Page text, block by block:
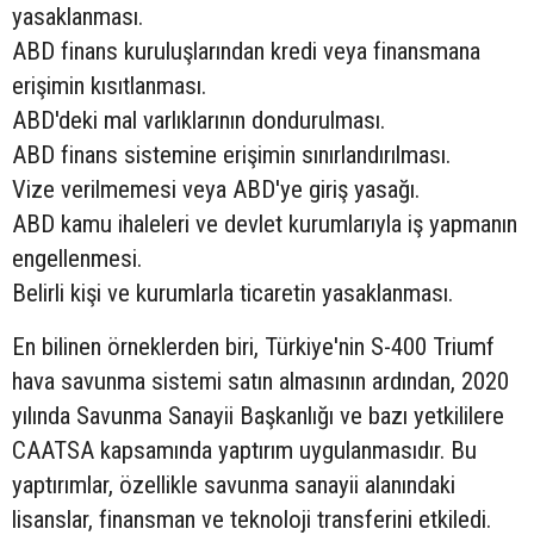
yasaklanması.
ABD finans kuruluşlarından kredi veya finansmana
erişimin kısıtlanması.
ABD'deki mal varlıklarının dondurulması.
ABD finans sistemine erişimin sınırlandırılması.
Vize verilmemesi veya ABD'ye giriş yasağı.
ABD kamu ihaleleri ve devlet kurumlarıyla iş yapmanın
engellenmesi.
Belirli kişi ve kurumlarla ticaretin yasaklanması.
En bilinen örneklerden biri, Türkiye'nin S-400 Triumf
hava savunma sistemi satın almasının ardından, 2020
yılında Savunma Sanayii Başkanlığı ve bazı yetkililere
CAATSA kapsamında yaptırım uygulanmasıdır. Bu
yaptırımlar, özellikle savunma sanayii alanındaki
lisanslar, finansman ve teknoloji transferini etkiledi.